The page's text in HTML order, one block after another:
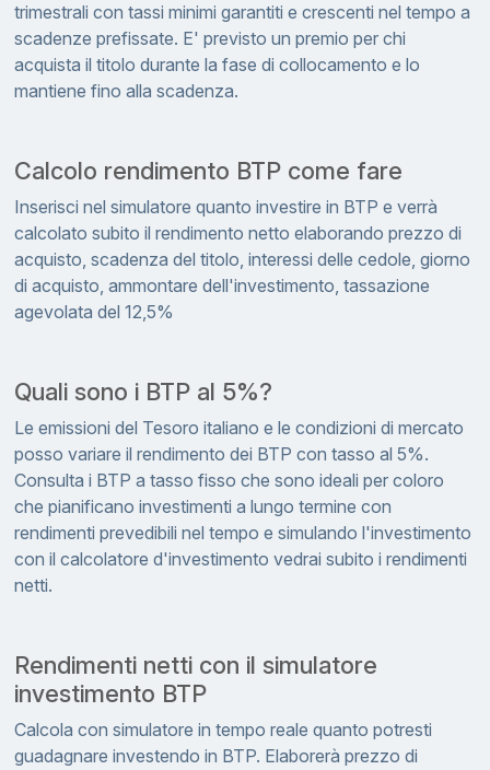
trimestrali con tassi minimi garantiti e crescenti nel tempo a
scadenze prefissate. E' previsto un premio per chi
acquista il titolo durante la fase di collocamento e lo
mantiene fino alla scadenza.
Calcolo rendimento BTP come fare
Inserisci nel simulatore quanto investire in BTP e verrà
calcolato subito il rendimento netto elaborando prezzo di
acquisto, scadenza del titolo, interessi delle cedole, giorno
di acquisto, ammontare dell'investimento, tassazione
agevolata del 12,5%
Quali sono i BTP al 5%?
Le emissioni del Tesoro italiano e le condizioni di mercato
posso variare il rendimento dei BTP con tasso al 5%.
Consulta i BTP a tasso fisso che sono ideali per coloro
che pianificano investimenti a lungo termine con
rendimenti prevedibili nel tempo e simulando l'investimento
con il calcolatore d'investimento vedrai subito i rendimenti
netti.
Rendimenti netti con il simulatore
investimento BTP
Calcola con simulatore in tempo reale quanto potresti
guadagnare investendo in BTP. Elaborerà prezzo di